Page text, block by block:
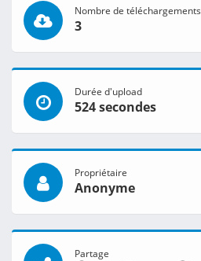
Nombre de téléchargements
3
Durée d'upload
524 secondes
Propriétaire
Anonyme
Partage